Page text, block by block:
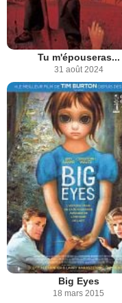
Tu m'épouseras...
31 août 2024
Big Eyes
18 mars 2015